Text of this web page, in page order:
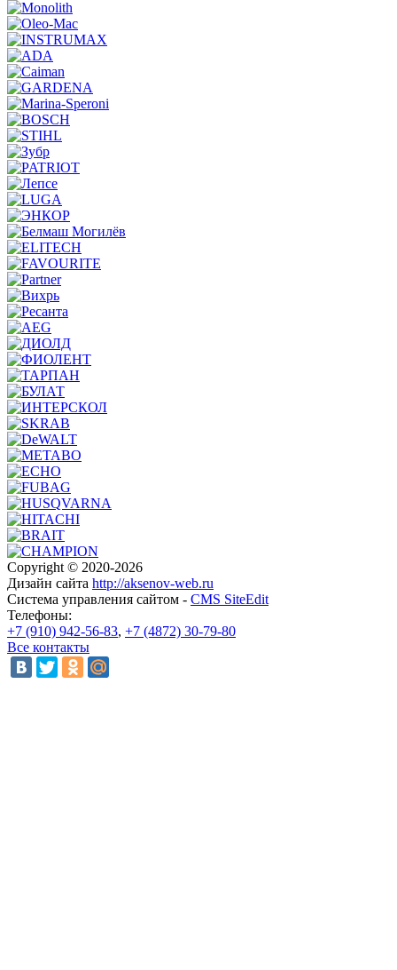
Copyright © 2020-2026
Дизайн сайта http://aksenov-web.ru
Система управления сайтом - CMS SiteEdit
Телефоны:
+7 (910) 942-56-83, +7 (4872) 30-79-80
Все контакты